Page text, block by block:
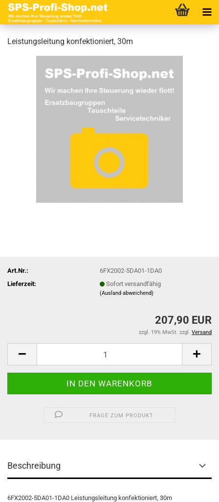
Leistungsleitung konfektioniert, 30m
Art.Nr.:
6FX2002-5DA01-1DA0
Lieferzeit:
Sofort versandfähig
(Ausland abweichend)
207,90 EUR
zzgl. 19% MwSt. zzgl. Versand
FRAGE ZUM PRODUKT
Beschreibung
6FX2002-5DA01-1DA0 Leistungsleitung konfektioniert, 30m